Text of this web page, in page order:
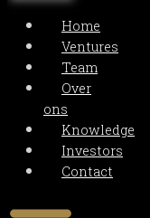
Home
Ventures
Team
Over
ons
Knowledge
Investors
Contact